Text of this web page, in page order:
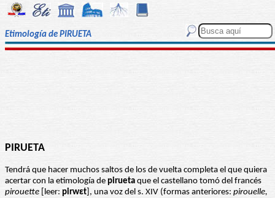
Etimología de PIRUETA
PIRUETA
Tendrá que hacer muchos saltos de los de vuelta completa el que quiera
acertar con la etimología de pirueta que el castellano tomó del francés
pirouette [leer: pirwεt ], una voz del s. XIV (formas anteriores: pirouelle,